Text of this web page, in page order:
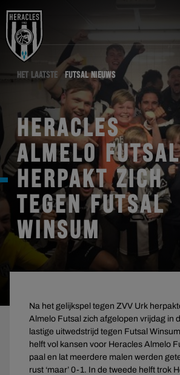
HET LAATSTE FUTSAL NIEUWS
HERACLES
ALMELO FUTSAL
HERPAKT ZICH
TEGEN FUTSAL
WINSUM
Na het gelijkspel tegen ZVV Urk
Almelo Futsal zich afgelopen vrijdag in
lastige uitwedstrijd tegen Futsal
helft vol kansen voor Heracles Almelo
paal en lat meerdere malen werden
rust ‘maar’ 0-1. In de tweede helft trok